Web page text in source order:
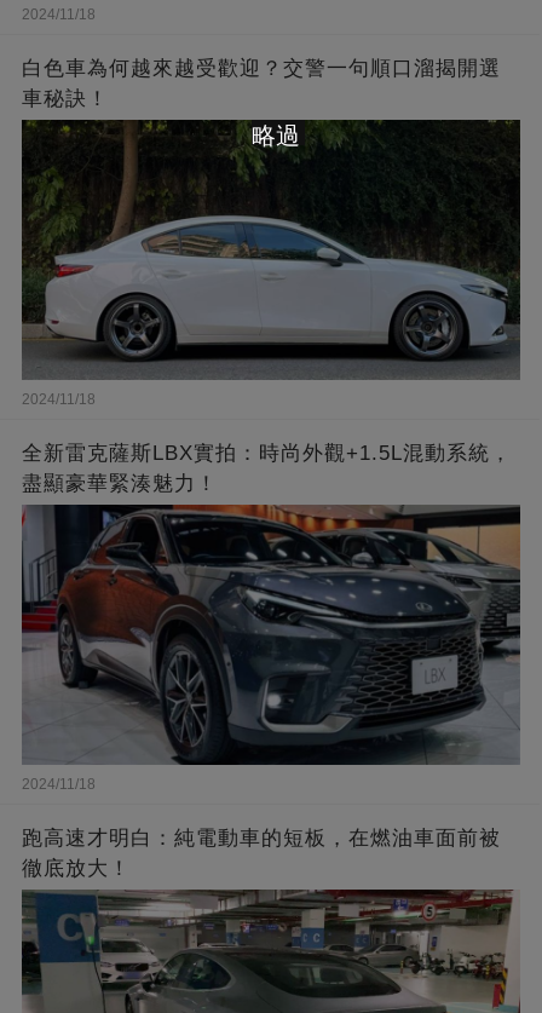
2024/11/18
白色車為何越來越受歡迎？交警一句順口溜揭開選
車秘訣！
2024/11/18
全新雷克薩斯LBX實拍：時尚外觀+1.5L混動系統，
盡顯豪華緊湊魅力！
2024/11/18
跑高速才明白：純電動車的短板，在燃油車面前被
徹底放大！
略過